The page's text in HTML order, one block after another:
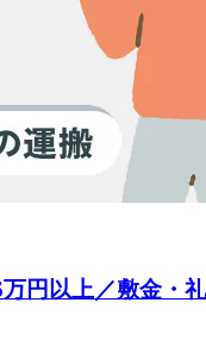
円以上／敷金